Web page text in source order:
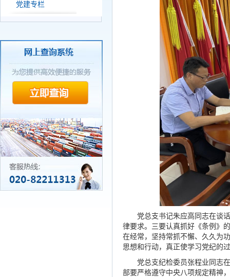
党建专栏
党总支书记朱应高同志在谈
律要求。三要认真抓好《条例》
在经常，坚持常抓不懈、久久为
思想和行动，真正使学习党纪的
党总支纪检委员张程业同志
部要严格遵守中央八项规定精神